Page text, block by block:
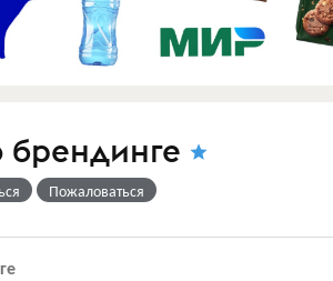
брендинге
Пожаловаться